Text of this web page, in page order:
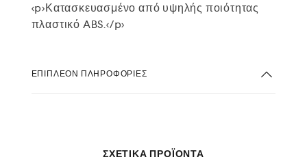
<p>Κατασκευασμένο από υψηλής ποιότητας
πλαστικό ABS.</p>
ΕΠΙΠΛΈΟΝ ΠΛΗΡΟΦΟΡΊΕΣ
ΣΧΕΤΙΚΆ ΠΡΟΪΌΝΤΑ